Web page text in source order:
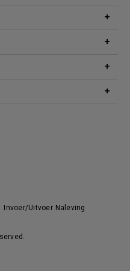
Invoer/Uitvoer Naleving